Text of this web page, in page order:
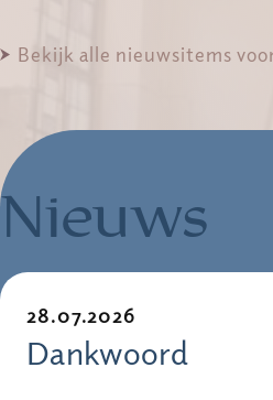
Bekijk alle nieuwsitems
Nieuws
28.07.2026
Dankwoord